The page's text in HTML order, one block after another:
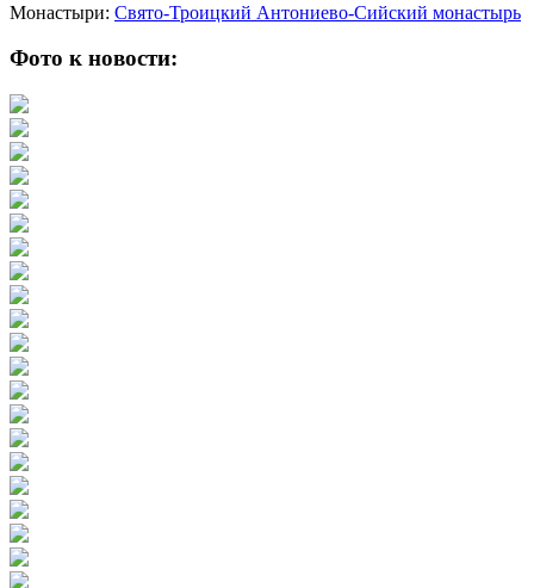
Монастыри: Свято-Троицкий Антониево-Сийский монастырь
Фото к новости: